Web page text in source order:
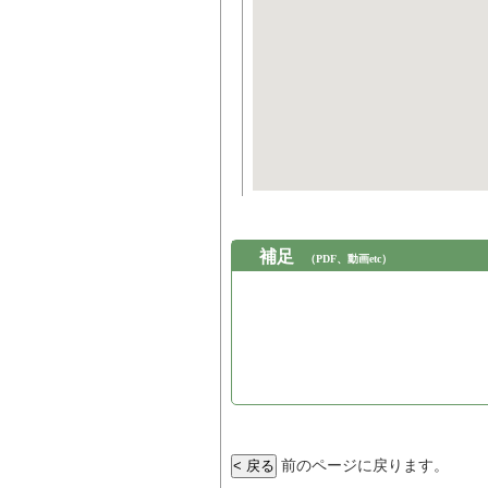
補足 （PDF、動画etc）
前のページに戻ります。